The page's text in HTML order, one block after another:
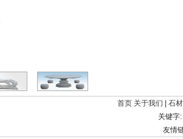
首页 关于我们
石
关键字:
友